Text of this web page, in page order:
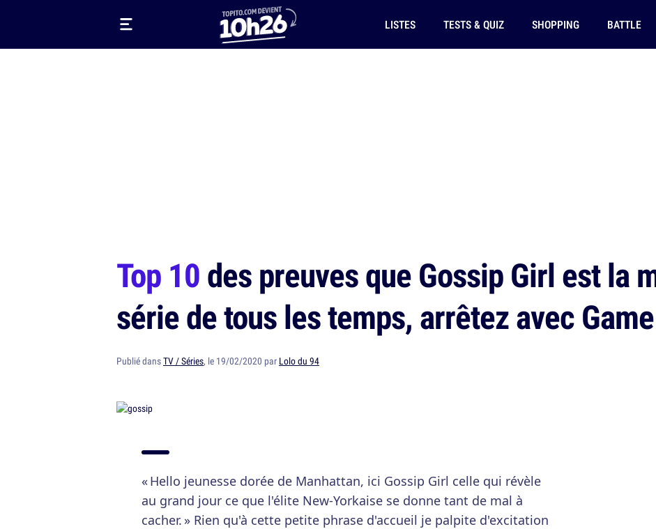
LISTES TESTS & QUIZ SHOPPING BATTLE
Top 10des preuves que Gossip Girl est la
série de tous les temps, arrêtez avec
Publié dansTV / Séries, le 19/02/2020 par Lolo du 94
« Hello jeunesse dorée de Manhattan, ici Gossip Girl celle qui révèle
au grand jour ce que l'élite New-Yorkaise se donne tant de mal à
cacher. » Rien qu'à cette petite phrase d'accueil je palpite d'excitation